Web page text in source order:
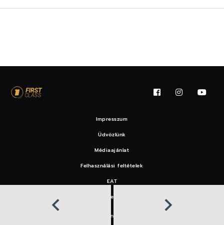
Impresszum
Üdvözlünk
Médiaajánlat
Felhasználási feltételek
EAT
Hírlevél
Copyright © 2026 Central Médiacsoport Zrt.